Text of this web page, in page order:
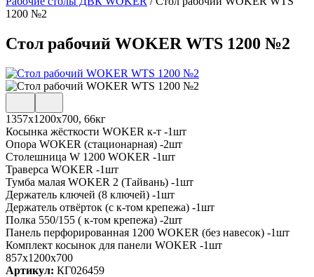
1200 №2
Стол рабочий WOKER WTS 1200 №2
1357х1200х700, 66кг
Косынка жёсткости WOKER к-т -1шт
Опора WOKER (стационарная) -2шт
Столешница W 1200 WOKER -1шт
Траверса WOKER -1шт
Тумба малая WOKER 2 (Тайвань) -1шт
Держатель ключей (8 ключей) -1шт
Держатель отвёрток (с к-том крепежа) -1шт
Полка 550/155 ( к-том крепежа) -2шт
Панель перфорированная 1200 WOKER (без навесок) -1шт
Комплект косынок для панели WOKER -1шт
857x1200x700
Артикул: КГ026459